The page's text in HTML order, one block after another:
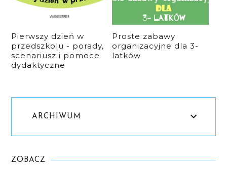
Pierwszy dzień w
przedszkolu - porady,
scenariusz i pomoce
dydaktyczne
Proste zabawy
organizacyjne dla 3-
latków
ARCHIWUM
ZOBACZ